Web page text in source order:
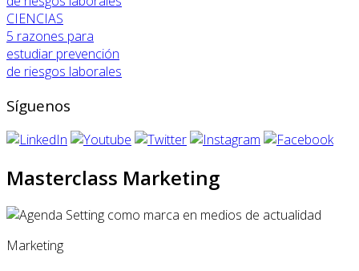
CIENCIAS
5 razones para
estudiar prevención
de riesgos laborales
Síguenos
Masterclass Marketing
Marketing